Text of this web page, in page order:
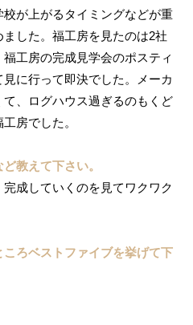
が上がるタイミングなどが重
した。福工房を見たのは2社
工房の完成見学会のポスティ
に行って即決でした。メーカ
、ログハウス過ぎるのもくど
房でした。
教えて下さい。
成していくのを見てワクワク
ろベストファイブを挙げて下